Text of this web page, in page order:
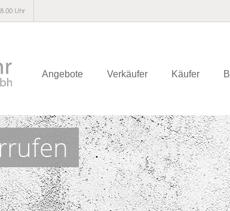
Uhr
Angebote Verkäufer Käufer